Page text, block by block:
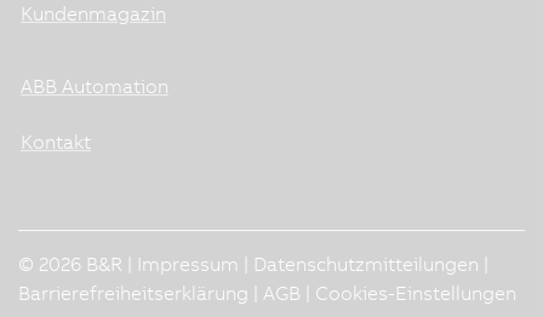
Kundenmagazin
ABB Automation
Kontakt
© 2026 B&R | Impressum Datenschutzmitteilungen
Barrierefreiheitserklärung
AGB Cookies-Einstellungen